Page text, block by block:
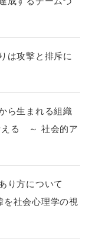
は攻撃と排斥に
ら生まれる組織
える ～ 社会的ア
り方について
を社会心理学の視